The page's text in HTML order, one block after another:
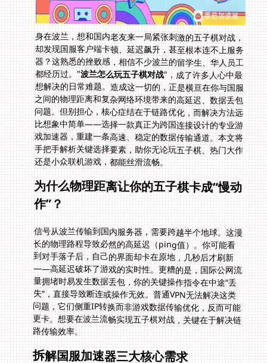
身在波兰，想和国内老友来一局紧张刺激的五子棋对战，
却发现国服客户端卡顿、延迟飙升，甚至根本连不上服务
器？这熟悉的挫败感，相信不少波兰的留学生、华人员工
都经历过。"波兰怎么玩五子棋对战"，成了许多人心中最
想解决的日常难题。造成这一切的，正是横亘在你与国服
之间的物理距离和复杂网络环境带来的高延迟、数据丢包
问题。但别担心，核心症结在于链路优化，而解决方法远
比想象中简单——选择一款真正为跨国连接设计的专业游
戏加速器，重建一条高速、稳定的数据传输通道。本文将
手把手解析关键选择要素，助你无论玩五子棋、热门大作
还是小众联机游戏，都能丝滑流畅。
为什么物理距离让你的五子棋卡成“慢动
作”？
信号从波兰传输到国内服务器，需要跨越半个地球。这漫
长的物理路程导致必然的高延迟（ping值）。你可能看
到对手落子后，自己的界面却卡在原地，几秒后才刷新
——高延迟破坏了游戏的实时性。更糟的是，国际公网流
量拥堵时易发生数据丢包，你的关键操作指令在中途“丢
失”，直接导致断连或操作无效。普通VPN无法解决这类
问题，它们侧重IP转换而非游戏数据传输优化，反而可能
更卡。想要在波兰流畅实现五子棋对战，关键在于解决链
路传输效率。
拆解国服加速器三大核心需求